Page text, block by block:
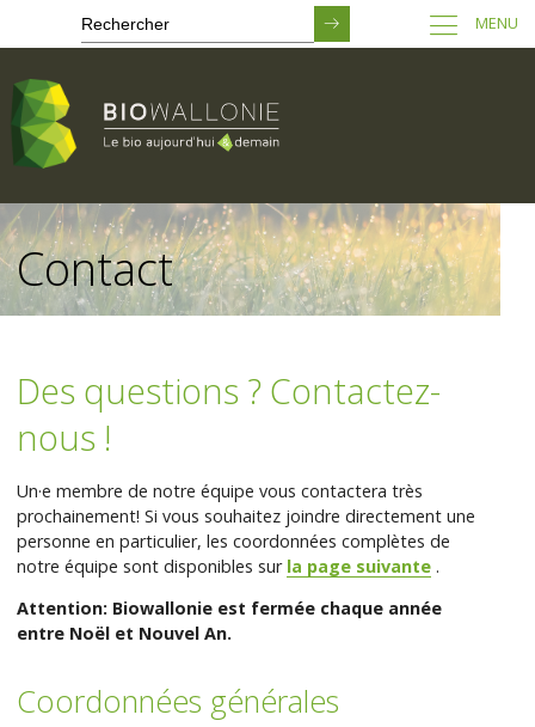
Passer
au
contenu
principal
MENU
Contact
Des questions ? Contactez-
nous !
Un·e membre de notre équipe vous contactera très
prochainement! Si vous souhaitez joindre directement une
personne en particulier, les coordonnées complètes de
notre équipe sont disponibles sur la page suivante .
Attention: Biowallonie est fermée chaque année
entre Noël et Nouvel An.
Coordonnées générales